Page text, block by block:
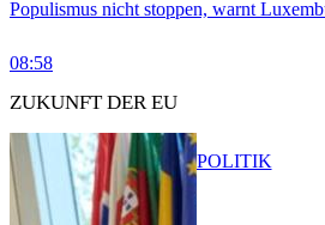
Populismus nicht stoppen, warnt
08:58
ZUKUNFT DER EU
POLITIK